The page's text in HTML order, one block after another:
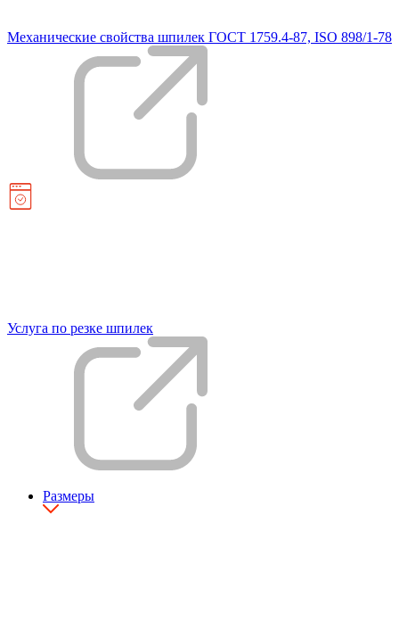
Механические свойства шпилек ГОСТ 1759.4-87, ISO 898/1-78
Услуга по резке шпилек
Размеры